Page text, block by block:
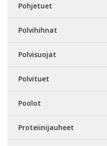
Pohjetuet
Polvihihnat
Polvisuojat
Polvituet
Poolot
Proteiinijauheet